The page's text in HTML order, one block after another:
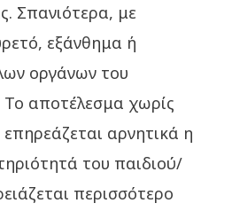
Σπανιότερα, με
εξάνθημα ή
οργάνων του
Το αποτέλεσμα χωρίς
επηρεάζεται αρνητικά η
του παιδιού/
περισσότερο